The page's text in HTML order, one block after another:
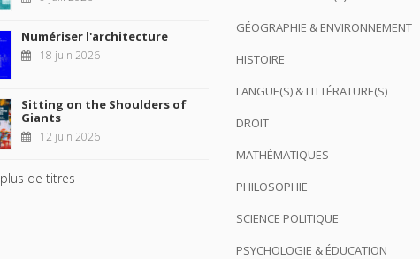
Numériser l'architecture
18 juin 2026
Sitting on the Shoulders of
Giants
12 juin 2026
plus de titres
GÉOGRAPHIE & ENVIRONNEMENT
HISTOIRE
LANGUE(S) & LITTÉRATURE(S)
DROIT
MATHÉMATIQUES
PHILOSOPHIE
SCIENCE POLITIQUE
PSYCHOLOGIE & ÉDUCATION